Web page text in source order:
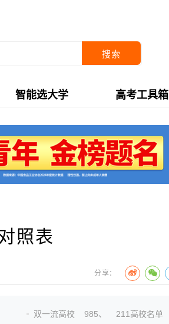
搜索
智能选大学 高考工具箱
照表
分享：
双一流高校 985、
211高校名单